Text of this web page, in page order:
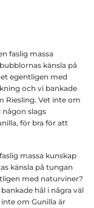
massa kunskap
känsla på tungan
med naturviner?
hål i några väl
om Gunilla är